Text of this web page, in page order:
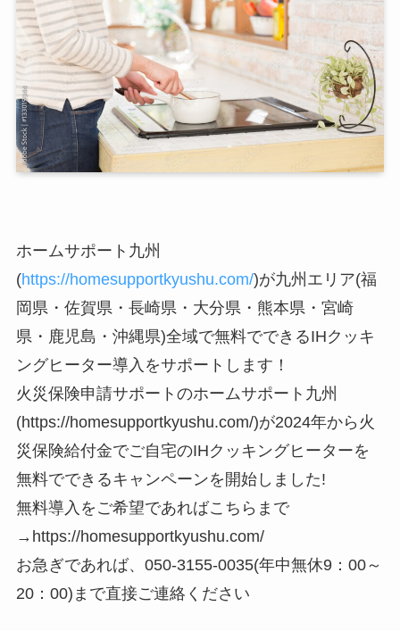
ホームサポート九州
(https://homesupportkyushu.com/)が九州エリア(福
岡県・佐賀県・長崎県・大分県・熊本県・宮崎
県・鹿児島・沖縄県)全域で無料でできるIHクッキ
ングヒーター導入をサポートします！
火災保険申請サポートのホームサポート九州
(https://homesupportkyushu.com/)が2024年から火
災保険給付金でご自宅のIHクッキングヒーターを
無料でできるキャンペーンを開始しました!
無料導入をご希望であればこちらまで
→https://homesupportkyushu.com/
お急ぎであれば、050-3155-0035(年中無休9：00～
20：00)まで直接ご連絡ください